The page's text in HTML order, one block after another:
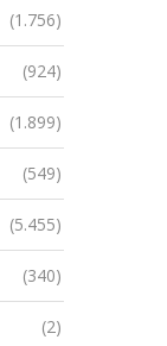
(1.756)
(924)
(1.899)
(549)
(5.455)
(340)
(2)